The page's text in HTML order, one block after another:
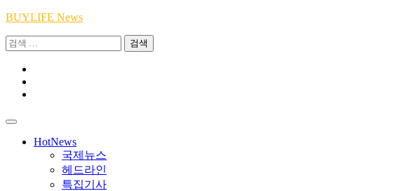
Skip
content
BUYLIFE News
검
HotNews
국제뉴스
헤드라인
특집기사